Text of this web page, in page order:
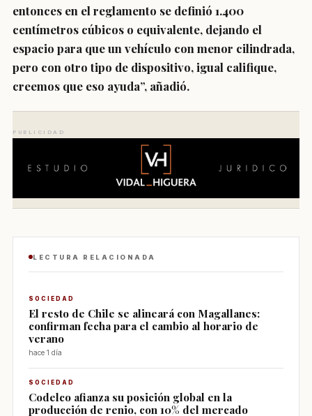
entonces en el reglamento se definió 1.400
centímetros cúbicos o equivalente, dejando el
espacio para que un vehículo con menor cilindrada,
pero con otro tipo de dispositivo, igual califique,
creemos que eso ayuda”, añadió.
PUBLICIDAD
LECTURA RELACIONADA
SOCIEDAD
El resto de Chile se alineará con Magallanes:
confirman fecha para el cambio al horario de
verano
hace 1 día
SOCIEDAD
Codelco afianza su posición global en la
producción de renio, con 10% del mercado